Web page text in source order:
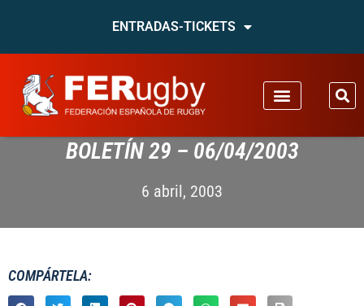
ENTRADAS-TICKETS
BOLETÍN 29 – 06/04/2003
6 abril, 2003
COMPÁRTELA: